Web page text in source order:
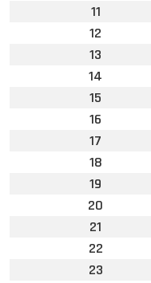
11
12
13
14
15
16
17
18
19
20
21
22
23